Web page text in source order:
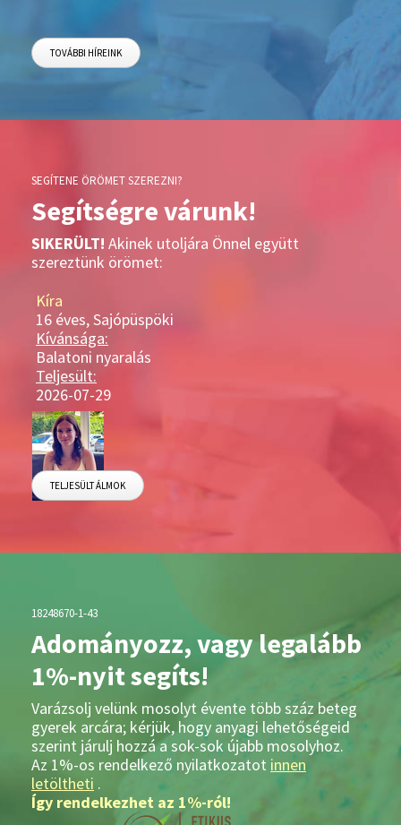
TOVÁBBI HÍREINK
SEGÍTENE ÖRÖMET SZEREZNI?
Segítségre várunk!
SIKERÜLT! Akinek utoljára Önnel együtt
szereztünk örömet:
Kíra
16 éves, Sajópüspöki
Kívánsága:
Balatoni nyaralás
Teljesült:
2026-07-29
TELJESÜLT ÁLMOK
18248670-1-43
Adományozz, vagy legalább
1%-nyit segíts!
Varázsolj velünk mosolyt évente több száz beteg
gyerek arcára; kérjük, hogy anyagi lehetőségeid
szerint járulj hozzá a sok-sok újabb mosolyhoz.
Az 1%-os rendelkező nyilatkozatot innen
letöltheti .
Így rendelkezhet az 1%-ról!